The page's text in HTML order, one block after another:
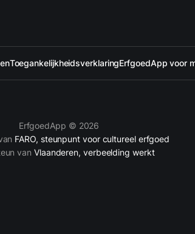
ToegankelijkheidsverklaringErfgoedApp voor
ErfgoedApp © 2026
FARO, steunpunt voor cultureel erfgoed
van Vlaanderen, verbeelding werkt